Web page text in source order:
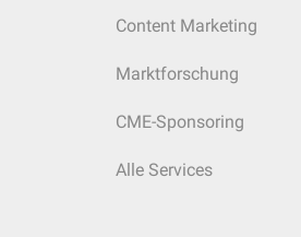
Content Marketing
Marktforschung
CME-Sponsoring
Alle Services